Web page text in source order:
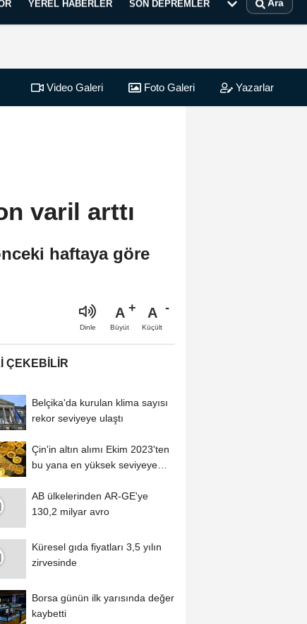
YEREL HABERLER SON DEPREMLER Ara
Video Galeri Foto Galeri Yazarlar
varil arttı
haftaya göre
Dinle
A
Büyüt
A
Küçült
ÇEKEBILIR
Belçika'da kurulan klima sayısı
rekor seviyeye ulaştı
Çin'in altın alımı Ekim 2023'ten
bu yana en yüksek seviyeye
AB ülkelerinden AR-GE'ye
130,2 milyar avro
Küresel gıda fiyatları 3,5 yılın
zirvesinde
Borsa günün ilk yarısında değer
kaybetti